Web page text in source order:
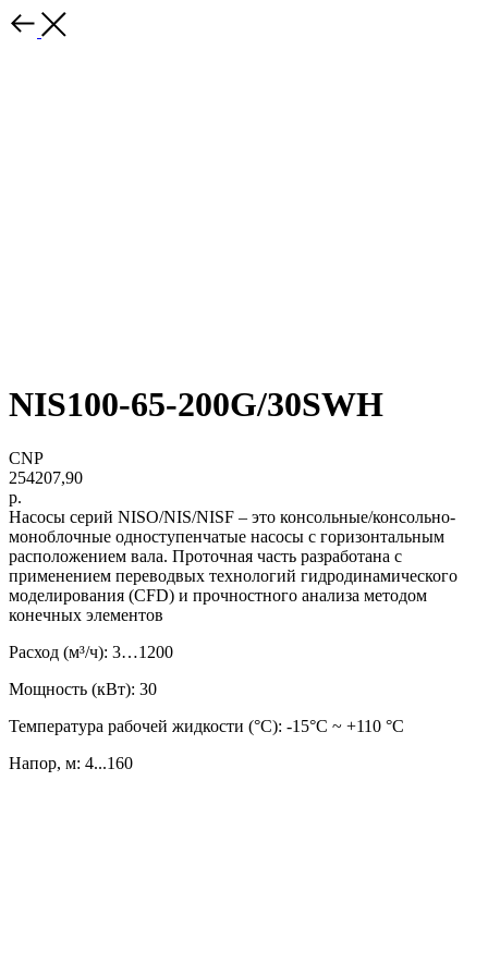
NIS100-65-200G/30SWH
CNP
254207,90
р.
Насосы серий NISO/NIS/NISF – это консольные/консольно-
моноблочные одноступенчатые насосы с горизонтальным
расположением вала. Проточная часть разработана с
применением переводвых технологий гидродинамического
моделирования (CFD) и прочностного анализа методом
конечных элементов
Расход (м³/ч): 3…1200
Мощность (кВт): 30
Температура рабочей жидкости (°C): -15°С ~ +110 °С
Напор, м: 4...160